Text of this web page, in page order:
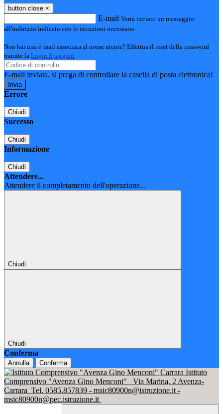
button close ×
E-mail Verrà inviato un messaggio
all'indirizzo indicato con le istruzioni necessarie.
Non hai una e-mail associata al nome utente? Effettua il reset della password
tramite la Login Spaggiari
E-mail inviata, si prega di controllare la casella di posta elettronica!
Errore
Chiudi
Successo
Chiudi
Informazione
Chiudi
Attendere...
Attendere il completamento dell'operazione...
Chiudi
Chiudi
Conferma
Annulla Conferma
Istituto
Comprensivo "Avenza Gino Menconi"
Via Marina, 2 Avenza-
Carrara Tel. 0585.857839 - msic80900n@istruzione.it -
msic80900n@pec.istruzione.it